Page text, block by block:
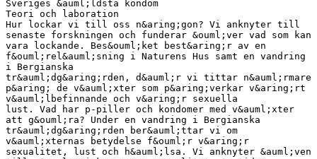
Sveriges &auml;ldsta kondom
Teori och laboration
Hur lockar vi till oss n&aring;gon? Vi anknyter till
senaste forskningen och funderar &ouml;ver vad som kan
vara lockande. Bes&ouml;ket best&aring;r av en
f&ouml;rel&auml;sning i Naturens Hus samt en vandring
i Bergianska
tr&auml;dg&aring;rden, d&auml;r vi tittar n&auml;rmare
p&aring; de v&auml;xter som p&aring;verkar v&aring;rt
v&auml;lbefinnande och v&aring;r sexuella
lust. Vad har p-piller och kondomer med v&auml;xter
att g&ouml;ra? Under en vandring i Bergianska
tr&auml;dg&aring;rden ber&auml;ttar vi om
v&auml;xternas betydelse f&ouml;r v&aring;r
sexualitet, lust och h&auml;lsa. Vi anknyter &auml;ven